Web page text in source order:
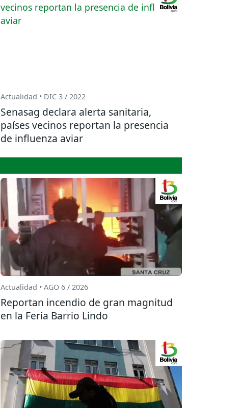
Actualidad • DIC 3 / 2022
Senasag declara alerta sanitaria,
países vecinos reportan la presencia
de influenza aviar
Actualidad • AGO 6 / 2026
Reportan incendio de gran magnitud
en la Feria Barrio Lindo